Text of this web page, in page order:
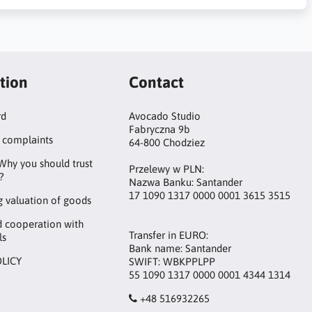
complaints
you should trust
valuation of goods
cooperation with
Contact
Avocado Studio
Fabryczna 9b
64-800 Chodziez
Przelewy w PLN:
Nazwa Banku: Santander
17 1090 1317 0000 0001 3615 3515
Transfer in EURO:
Bank name: Santander
SWIFT: WBKPPLPP
55 1090 1317 0000 0001 4344 1314
+48 516932265